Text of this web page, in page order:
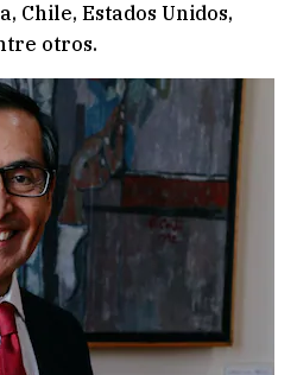
Chile, Estados Unidos,
otros.